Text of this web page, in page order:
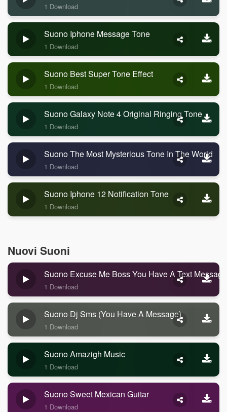
1 Download
Suono Iphone Message Tone
1 Download
Suono Best Super Tone Effect
1 Download
Suono Galaxy Note 4 Original Ringing Tone
1 Download
Suono The Most Mysterious Tone In The World
1 Download
Suono Iphone 12 Notification Tone
1 Download
Nuovi Suoni
Suono Excuse Me Boss You Have A Text Message
1 Download
Suono Dj Sms (you Have A Message)
1 Download
Suono Amazigh Music
1 Download
Suono Sweet Mexican Guitar
1 Download